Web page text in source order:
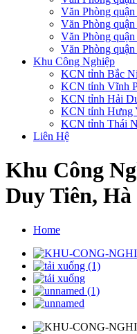
Văn Phòng
Văn Phòng
Văn Phòng
Văn Phòng
Khu Công Nghiệp
KCN tỉnh Bắc
KCN tỉnh Vĩnh
KCN tỉnh Hải
KCN tỉnh Hưng
KCN tỉnh Thái
Liên Hệ
Khu Công
Duy Tiên, Hà
Home